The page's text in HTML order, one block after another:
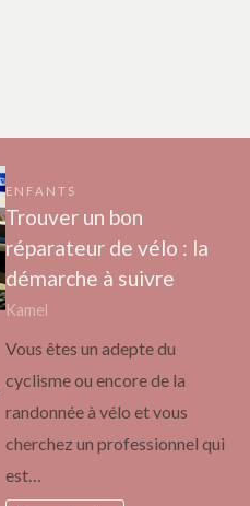
ENFANTS
Trouver un bon
réparateur de vélo : la
démarche à suivre
Kamel
Vous êtes un adepte du
cyclisme ou encore de la
randonnée à vélo et vous
cherchez un professionnel qui
est…